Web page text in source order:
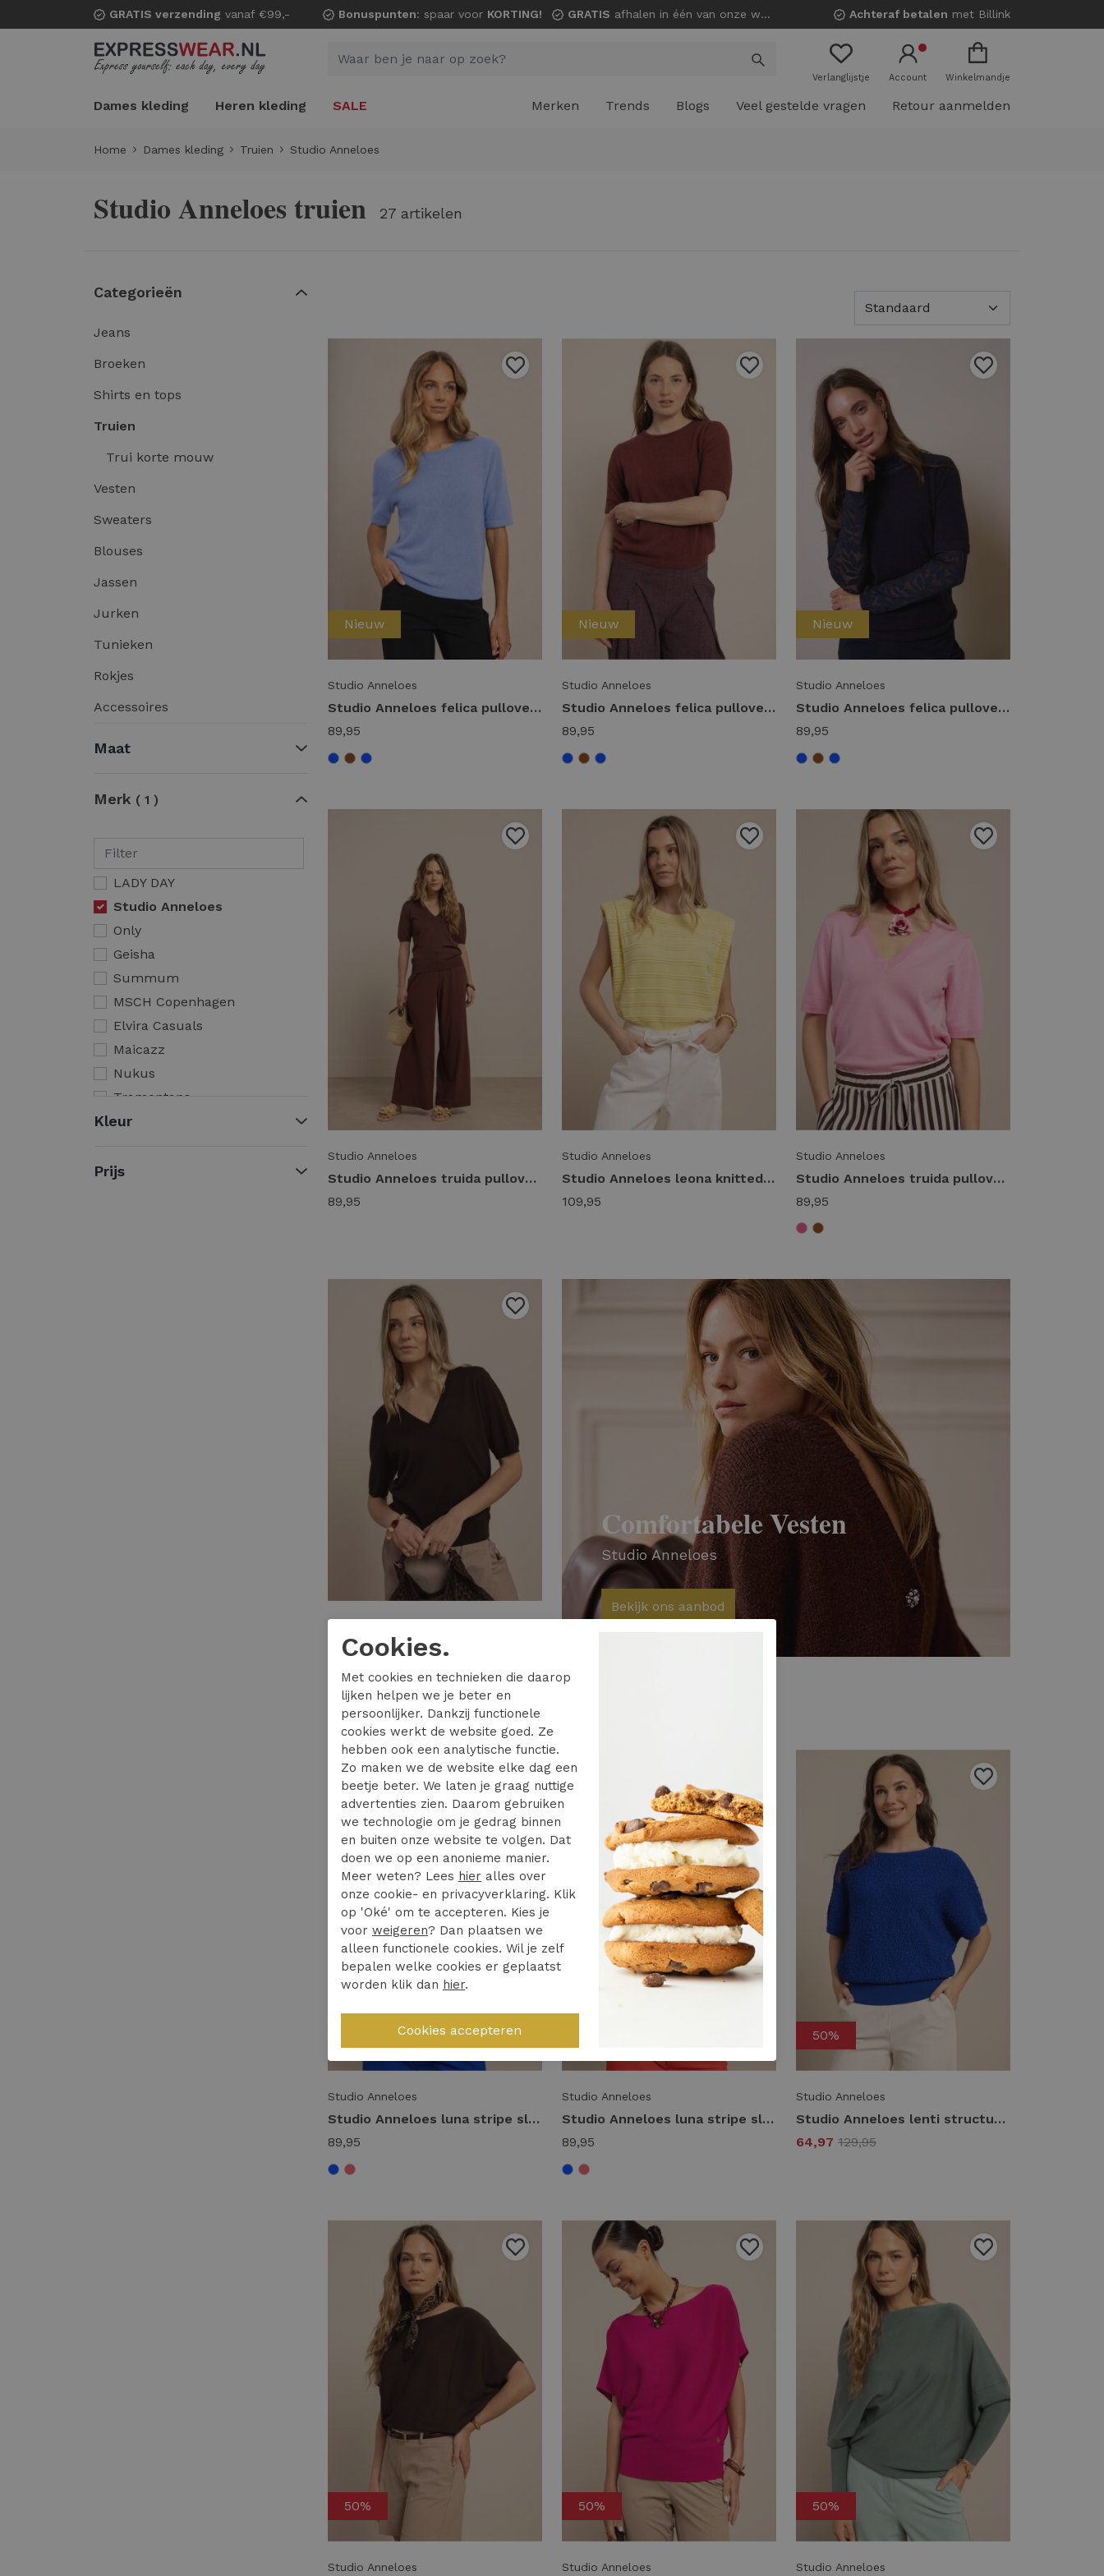
GRATIS verzending vanaf €99,- Bonuspunten: spaar voor KORTING! GRATIS afhalen in één van onze winkels! Achteraf betalen met Billink
Verlanglijstje Account Winkelmandje
Dames kleding Heren kleding SALE Merken Trends Blogs Veel gestelde vragen Retour aanmelden
Home Dames kleding Truien Studio Anneloes
Studio Anneloes truien 27 artikelen
Categorieën
Jeans
Broeken
Shirts en tops
Truien
Trui korte mouw
Vesten
Sweaters
Blouses
Jassen
Jurken
Tunieken
Rokjes
Accessoires
Maat
Merk 1
LADY DAY
Studio Anneloes
Only
Geisha
Summum
MSCH Copenhagen
Elvira Casuals
Maicazz
Nukus
Tramontana
Kleur
Prijs
Nieuw
Studio Anneloes
Studio Anneloes felica pullover 14404 Trui korte mouw 6000 sky blue
89,95
Nieuw
Studio Anneloes
Studio Anneloes felica pullover 14404 Trui korte mouw 8600 chestnut
89,95
Nieuw
Studio Anneloes
Studio Anneloes felica pullover 14404 Trui korte mouw 6900 dark blue
89,95
Studio Anneloes
Studio Anneloes truida pullover 13989 Trui korte mouw 8600 chestnut
89,95
Studio Anneloes
Studio Anneloes leona knitted top 13921 Trui korte mouw 2100 butter yellow
109,95
Studio Anneloes
Studio Anneloes truida pullover 13917 Trui korte mouw 4400 pop pink
89,95
89,95
Comfortabele Vesten
Studio Anneloes
Bekijk ons aanbod
Studio Anneloes
Studio Anneloes luna stripe sl pullover 13827 Trui korte mouw 7311 electric blue/offwhite
89,95
Studio Anneloes
Studio Anneloes luna stripe sl pullover 13827 Trui korte mouw 2811 coral red/offwhite
89,95
50%
Studio Anneloes
Studio Anneloes lenti structure pullover 13769 Trui korte mouw 7301 electric blue
64,97 129,95
50%
Studio Anneloes
50%
Studio Anneloes
50%
Studio Anneloes
Cookies.
Met cookies en technieken die daarop
lijken helpen we je beter en
persoonlijker. Dankzij functionele
cookies werkt de website goed. Ze
hebben ook een analytische functie.
Zo maken we de website elke dag een
beetje beter. We laten je graag nuttige
advertenties zien. Daarom gebruiken
we technologie om je gedrag binnen
en buiten onze website te volgen. Dat
doen we op een anonieme manier.
Meer weten? Lees hier alles over
onze cookie- en privacyverklaring. Klik
op 'Oké' om te accepteren. Kies je
voor weigeren? Dan plaatsen we
alleen functionele cookies. Wil je zelf
bepalen welke cookies er geplaatst
worden klik dan hier.